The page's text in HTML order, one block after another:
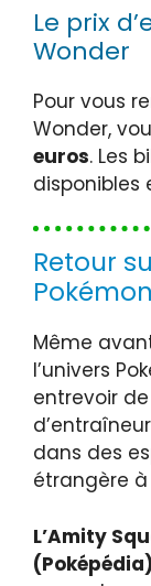
Le prix
Wonder
Pour vous
Wonder,
euros. Les
disponibles
Retour
Pokémon
Même
l’univers
entrevoir
dans des
étrangère
L’Amity
(Poképédia)